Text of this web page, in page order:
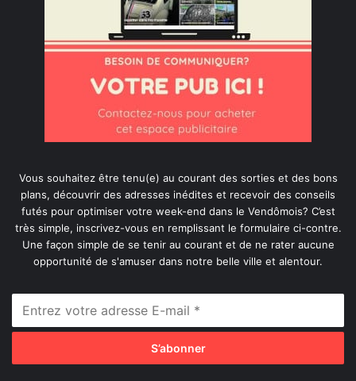
Vous souhaitez être tenu(e) au courant des sorties et des bons
plans, découvrir des adresses inédites et recevoir des conseils
futés pour optimiser votre week-end dans le Vendômois? C’est
très simple, inscrivez-vous en remplissant le formulaire ci-contre.
Une façon simple de se tenir au courant et de ne rater aucune
opportunité de s'amuser dans notre belle ville et alentour.